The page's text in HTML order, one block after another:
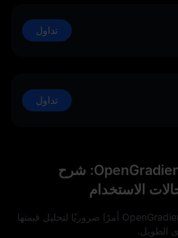
تداول
تداول
توكنوميكس OpenGradient (OPG): شرح
الاستخدام
يعد فهم توكنوميكس OpenGradient (OPG) أمرًا ضروريًا لتحليل قيمتها
الطويل.